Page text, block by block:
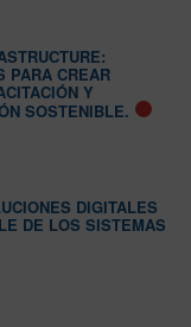
PARA CREAR
Y
SOSTENIBLE.
DIGITALES
DE LOS SISTEMAS